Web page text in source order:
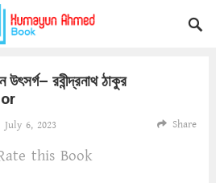
রবীন্দ্রনাথ ঠাকুর
July 6, 2023 Share
this Book